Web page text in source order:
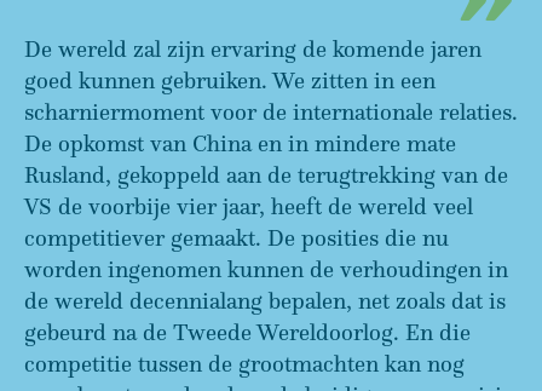
De wereld zal zijn ervaring de komende jaren
goed kunnen gebruiken. We zitten in een
scharniermoment voor de internationale relaties.
De opkomst van China en in mindere mate
Rusland, gekoppeld aan de terugtrekking van de
VS de voorbije vier jaar, heeft de wereld veel
competitiever gemaakt. De posities die nu
worden ingenomen kunnen de verhoudingen in
de wereld decennialang bepalen, net zoals dat is
gebeurd na de Tweede Wereldoorlog. En die
competitie tussen de grootmachten kan nog